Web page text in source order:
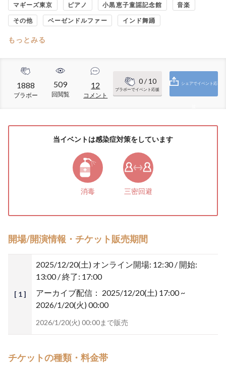
マギーズ東京 ピアノ 小黒恵子童謡記念館 音楽
その他 ベーゼンドルファー インド舞踊
もっとみる
1888
ブラボー
509
回閲覧
12
コメント
0/ 10
ブラボーでイベント応援
シェアでイベント応
当イベントは感染症対策をしています
消毒 三密回避
開場/開演情報・チケット販売期間
[ 1 ]
2025/12/20(土) オンライン開場: 12:30 / 開始:
13:00 / 終了: 17:00
アーカイブ配信： 2025/12/20(土) 17:00 ~
2026/1/20(火) 00:00
2026/1/20(火) 00:00まで販売
チケットの種類・料金帯